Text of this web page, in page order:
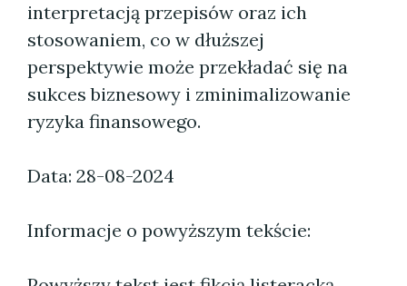
interpretacją przepisów oraz ich
stosowaniem, co w dłuższej
perspektywie może przekładać się na
sukces biznesowy i zminimalizowanie
ryzyka finansowego.
Data: 28-08-2024
Informacje o powyższym tekście: